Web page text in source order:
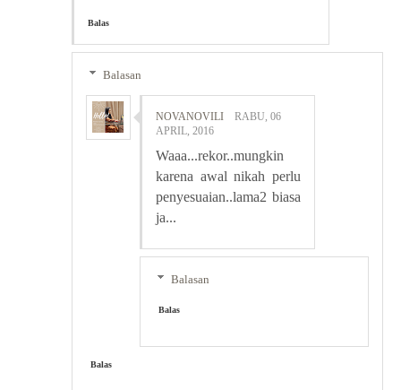
Balas
Balasan
NOVANOVILI
RABU, 06
APRIL, 2016
Waaa...rekor..mungkin
karena awal nikah perlu
penyesuaian..lama2 biasa
ja...
Balasan
Balas
Balas